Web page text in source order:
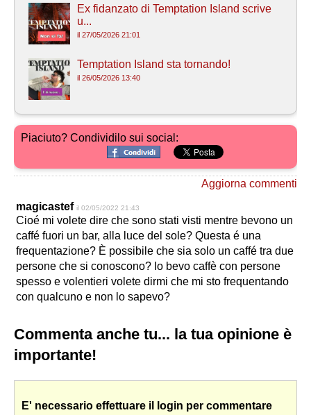
Ex fidanzato di Temptation Island scrive
u...
il 27/05/2026 21:01
Temptation Island sta tornando!
il 26/05/2026 13:40
Piaciuto? Condividilo sui social:
Aggiorna commenti
magicastef il 02/05/2022 21:43
Cioé mi volete dire che sono stati visti mentre bevono un
caffé fuori un bar, alla luce del sole? Questa é una
frequentazione? È possibile che sia solo un caffé tra due
persone che si conoscono? Io bevo caffè con persone
spesso e volentieri volete dirmi che mi sto frequentando
con qualcuno e non lo sapevo?
Commenta anche tu... la tua opinione è
importante!
E' necessario effettuare il login per commentare